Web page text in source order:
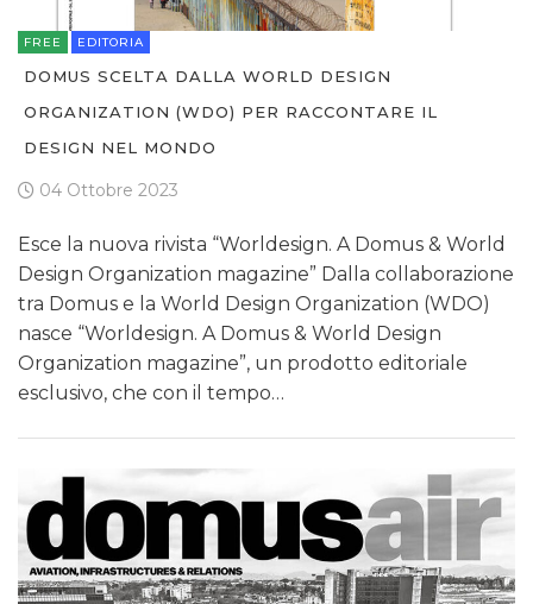
FREE EDITORIA
DOMUS SCELTA DALLA WORLD DESIGN
ORGANIZATION (WDO) PER RACCONTARE IL
DESIGN NEL MONDO
04 Ottobre 2023
Esce la nuova rivista “Worldesign. A Domus & World
Design Organization magazine” Dalla collaborazione
tra Domus e la World Design Organization (WDO)
nasce “Worldesign. A Domus & World Design
Organization magazine”, un prodotto editoriale
esclusivo, che con il tempo…